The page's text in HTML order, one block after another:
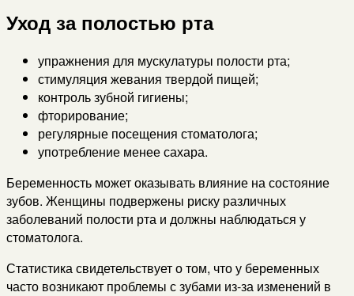
Уход за полостью рта
упражнения для мускулатуры полости рта;
стимуляция жевания твердой пищей;
контроль зубной гигиены;
фторирование;
регулярные посещения стоматолога;
употребление менее сахара.
Беременность может оказывать влияние на состояние
зубов. Женщины подвержены риску различных
заболеваний полости рта и должны наблюдаться у
стоматолога.
Статистика свидетельствует о том, что у беременных
часто возникают проблемы с зубами из-за изменений в